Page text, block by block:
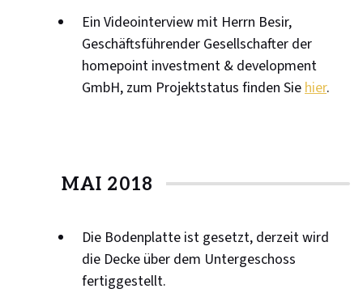
Ein Videointerview mit Herrn Besir,
Geschäftsführender Gesellschafter der
homepoint investment & development
GmbH, zum Projektstatus finden Siehier.
MAI 2018
Die Bodenplatte ist gesetzt, derzeit wird
die Decke über dem Untergeschoss
fertiggestellt.